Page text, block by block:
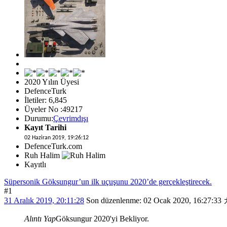
2020 Yılın Üyesi
DefenceTurk
İletiler: 6,845
Üyeler No :49217
Durumu:Çevrimdışı
Kayıt Tarihi
02 Haziran 2019, 19:26:12
DefenceTurk.com
Ruh Halim
Kayıtlı
Süpersonik Göksungur’un ilk uçuşunu 2020’de gerçekleştirecek.
#1
31 Aralık 2019, 20:11:28 Son düzenlenme: 02 Ocak 2020, 16:27:33
Alıntı YapGöksungur 2020'yi Bekliyor.